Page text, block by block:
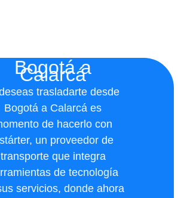
Bogotá a
Calarcá
trasladarte desde
Bogotá a Calarcá es
de hacerlo con
un proveedor de
transporte que integra
de tecnología
servicios, donde ahora